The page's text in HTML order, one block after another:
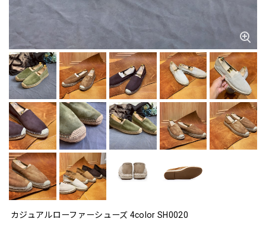
カジュアルローファーシューズ 4color SH0020